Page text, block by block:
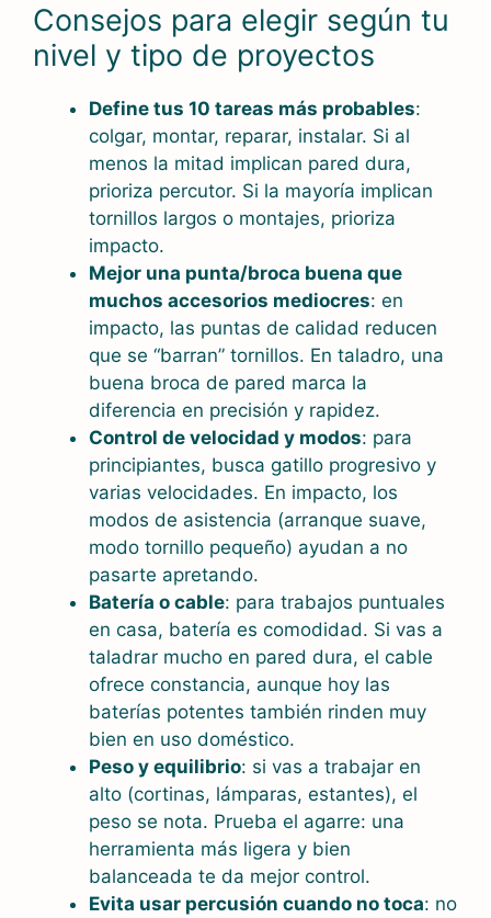
Consejos para elegir según tu
nivel y tipo de proyectos
Define tus 10 tareas más probables:
colgar, montar, reparar, instalar. Si al
menos la mitad implican pared dura,
prioriza percutor. Si la mayoría implican
tornillos largos o montajes, prioriza
impacto.
Mejor una punta/broca buena que
muchos accesorios mediocres: en
impacto, las puntas de calidad reducen
que se “barran” tornillos. En taladro, una
buena broca de pared marca la
diferencia en precisión y rapidez.
Control de velocidad y modos: para
principiantes, busca gatillo progresivo y
varias velocidades. En impacto, los
modos de asistencia (arranque suave,
modo tornillo pequeño) ayudan a no
pasarte apretando.
Batería o cable: para trabajos puntuales
en casa, batería es comodidad. Si vas a
taladrar mucho en pared dura, el cable
ofrece constancia, aunque hoy las
baterías potentes también rinden muy
bien en uso doméstico.
Peso y equilibrio: si vas a trabajar en
alto (cortinas, lámparas, estantes), el
peso se nota. Prueba el agarre: una
herramienta más ligera y bien
balanceada te da mejor control.
Evita usar percusión cuando no toca: no